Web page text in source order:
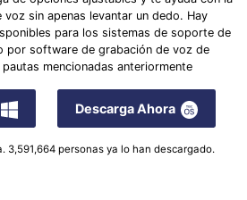
sin apenas levantar un dedo. Hay
para los sistemas de soporte de
por software de grabación de voz de
mencionadas anteriormente
Descarga Ahora
3,591,664personas ya lo han descargado.